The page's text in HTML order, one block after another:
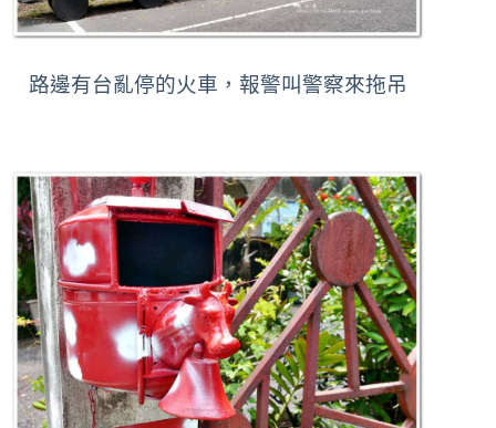
路邊有台亂停的火車，報警叫警察來拖吊